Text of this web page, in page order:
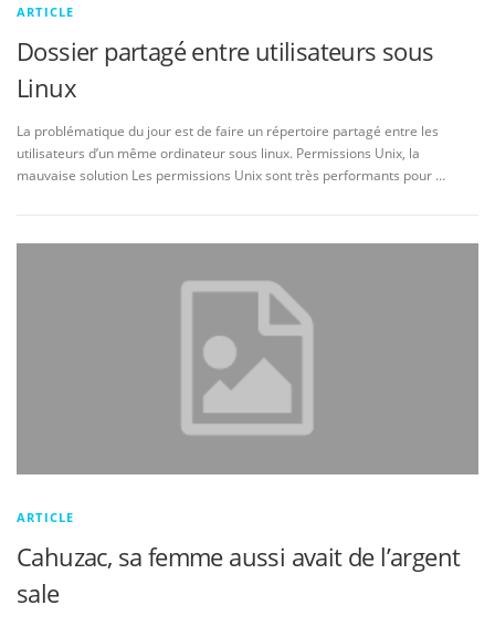
ARTICLE
Dossier partagé entre utilisateurs sous
Linux
La problématique du jour est de faire un répertoire partagé entre les
utilisateurs d’un même ordinateur sous linux. Permissions Unix, la
mauvaise solution Les permissions Unix sont très performants pour …
ARTICLE
Cahuzac, sa femme aussi avait de l’argent
sale